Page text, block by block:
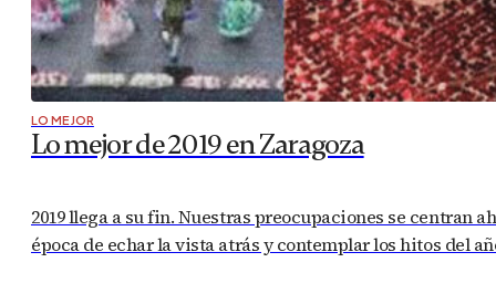
LO MEJOR
Lo mejor de 2019 en Zaragoza
2019 llega a su fin. Nuestras preocupaciones se centran
época de echar la vista atrás y contemplar los hitos del